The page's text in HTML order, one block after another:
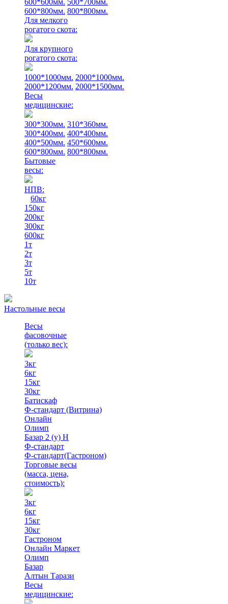
600*600мм. 500*700мм.
600*800мм. 800*800мм.
Для мелкого
рогатого скота:
Для крупного
рогатого скота:
1000*1000мм. 2000*1000мм.
2000*1200мм. 2000*1500мм.
Весы
медицинские:
300*300мм. 310*360мм.
300*400мм. 400*400мм.
400*500мм. 450*600мм.
600*800мм. 800*800мм.
Бытовые
весы:
НПВ:
60кг
150кг
200кг
300кг
600кг
1т
2т
3т
5т
10т
Настольные весы
Весы
фасовочные
(только вес):
3кг
6кг
15кг
30кг
Батискаф
Ф-стандарт (Витрина)
Онлайн
Олимп
Базар 2 (у) Н
Ф-стандарт
Ф-стандарт(Гастроном)
Торговые весы
(масса, цена,
стоимость):
3кг
6кг
15кг
30кг
Гастроном
Онлайн Маркет
Олимп
Базар
Алтын Тарази
Весы
медицинские: